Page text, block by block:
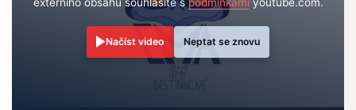
externího obsahu souhlasíte spodmínkamiyoutube.com.
Načíst video Neptat se znovu